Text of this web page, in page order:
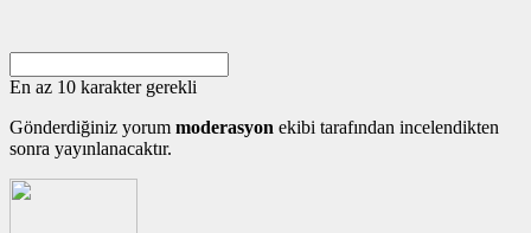
En az 10 karakter gerekli
Gönderdiğiniz yorum moderasyon ekibi tarafından incelendikten
sonra yayınlanacaktır.